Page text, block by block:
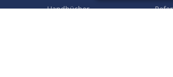
Handbücher